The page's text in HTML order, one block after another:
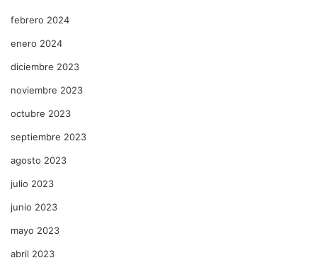
febrero 2024
enero 2024
diciembre 2023
noviembre 2023
octubre 2023
septiembre 2023
agosto 2023
julio 2023
junio 2023
mayo 2023
abril 2023